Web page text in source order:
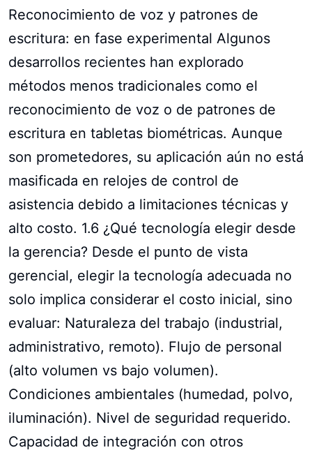
Reconocimiento de voz y patrones de
escritura: en fase experimental Algunos
desarrollos recientes han explorado
métodos menos tradicionales como el
reconocimiento de voz o de patrones de
escritura en tabletas biométricas. Aunque
son prometedores, su aplicación aún no está
masificada en relojes de control de
asistencia debido a limitaciones técnicas y
alto costo. 1.6 ¿Qué tecnología elegir desde
la gerencia? Desde el punto de vista
gerencial, elegir la tecnología adecuada no
solo implica considerar el costo inicial, sino
evaluar: Naturaleza del trabajo (industrial,
administrativo, remoto). Flujo de personal
(alto volumen vs bajo volumen).
Condiciones ambientales (humedad, polvo,
iluminación). Nivel de seguridad requerido.
Capacidad de integración con otros